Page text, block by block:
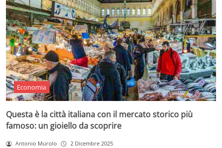
Economia
Questa è la città italiana con il mercato storico più
famoso: un gioiello da scoprire
Antonio Murolo 2 Dicembre 2025